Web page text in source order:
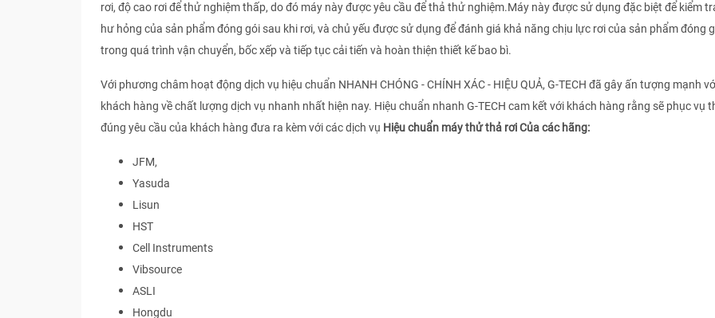
rơi, độ cao rơi để thử nghiệm thấp, do đó máy này được yêu cầu để thả thử nghiệm.Máy này được sử dụng đặc biệt để kiểm
hư hỏng của sản phẩm đóng gói sau khi rơi, và chủ yếu được sử dụng để đánh giá khả năng chịu lực rơi của sản phẩm đóng
trong quá trình vận chuyển, bốc xếp và tiếp tục cải tiến và hoàn thiện thiết kế bao bì.
Với phương châm hoạt động dịch vụ hiệu chuẩn NHANH CHÓNG - CHÍNH XÁC - HIỆU QUẢ, G-TECH đã gây ấn tượng mạnh
khách hàng về chất lượng dịch vụ nhanh nhất hiện nay. Hiệu chuẩn nhanh G-TECH cam kết với khách hàng rằng sẽ phục vụ
đúng yêu cầu của khách hàng đưa ra kèm với các dịch vụ Hiệu chuẩn máy thử thả rơi Của các hãng:
JFM,
Yasuda
Lisun
HST
Cell Instruments
Vibsource
ASLI
Hongdu